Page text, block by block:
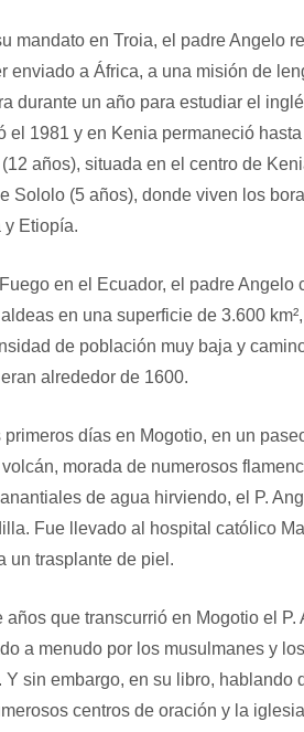
mandato en Troia, el padre Angelo
enviado a África, a una misión de
durante un año para estudiar el
el 1981 y en Kenia permaneció
años), situada en el centro de
Sololo (5 años), donde viven los
y Etiopía.
en el Ecuador, el padre
en una superficie de 3.600
de población muy baja y
alrededor de 1600.
primeros días en Mogotio, en un
morada de numerosos
de agua hirviendo, el P.
Fue llevado al hospital católico
un trasplante de piel.
años que transcurrió en Mogotio el
a menudo por los musulmanes y
Y sin embargo, en su libro, hablando
centros de oración y la